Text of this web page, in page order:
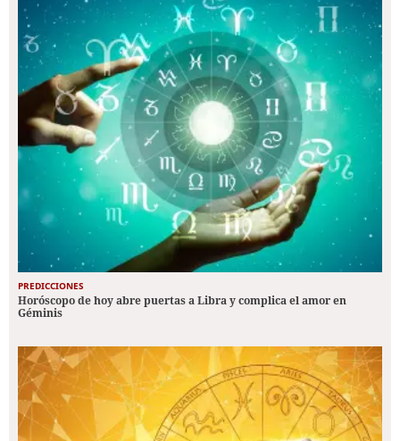
PREDICCIONES
Horóscopo de hoy abre puertas a Libra y complica el amor en
Géminis